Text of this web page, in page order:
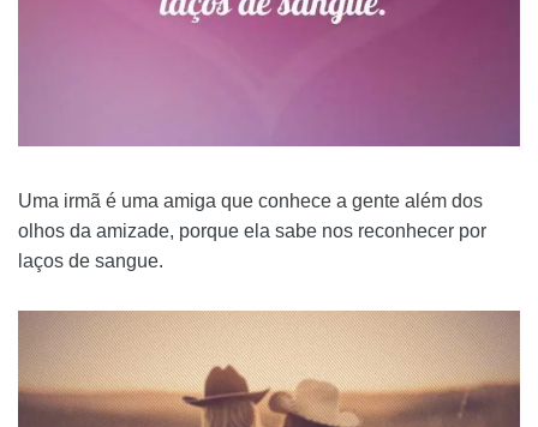
Uma irmã é uma amiga que conhece a gente além dos
olhos da amizade, porque ela sabe nos reconhecer por
laços de sangue.